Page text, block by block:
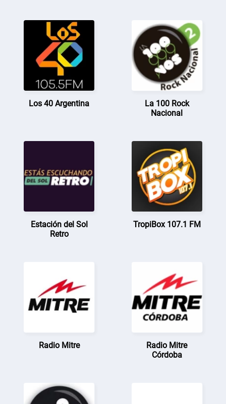
Los 40 Argentina
La 100 Rock
Nacional
Estación del Sol
Retro
TropiBox 107.1 FM
Radio Mitre
Radio Mitre
Córdoba